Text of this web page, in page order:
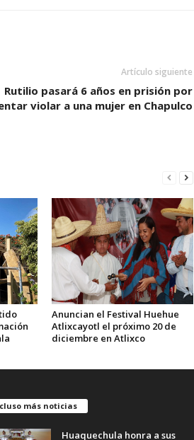
Artículo siguiente
Rutilio pasará 6 años en prisión por
violar a una mujer en Chapulco
Anuncian el Festival Huehue
Atlixcayotl el próximo 20 de
diciembre en Atlixco
más noticias
Huaquechula honra a sus